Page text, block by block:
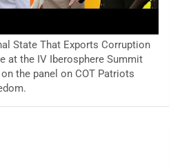
State That Exports Corruption
at the IV Iberosphere Summit
the panel on COT Patriots